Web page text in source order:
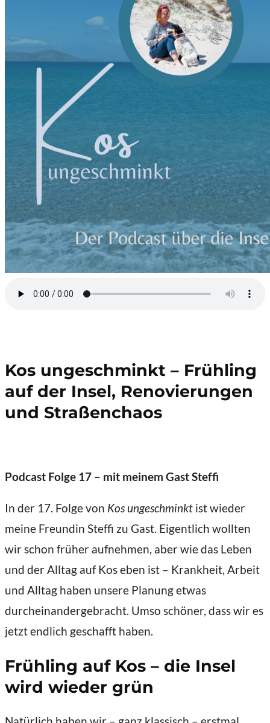
Kos ungeschminkt – Frühling
auf der Insel, Renovierungen
und Straßenchaos
Podcast Folge 17 – mit meinem Gast Steffi
In der 17. Folge von Kos ungeschminkt ist wieder
meine Freundin Steffi zu Gast. Eigentlich wollten
wir schon früher aufnehmen, aber wie das Leben
und der Alltag auf Kos eben ist – Krankheit, Arbeit
und Alltag haben unsere Planung etwas
durcheinandergebracht. Umso schöner, dass wir es
jetzt endlich geschafft haben.
Frühling auf Kos – die Insel
wird wieder grün